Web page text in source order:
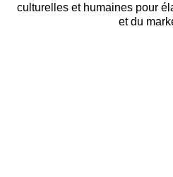
culturelles et humaines pour
et du